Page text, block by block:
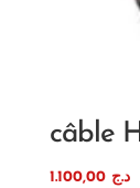
câble
د.ج 1.100,00